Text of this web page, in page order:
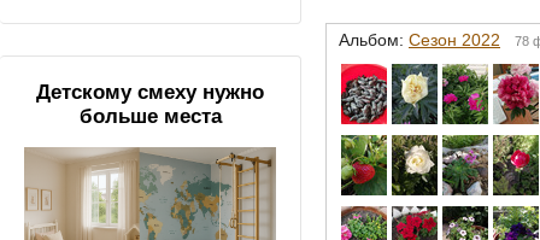
Альбом: Сезон 2022 78
Детскому смеху нужно
больше места